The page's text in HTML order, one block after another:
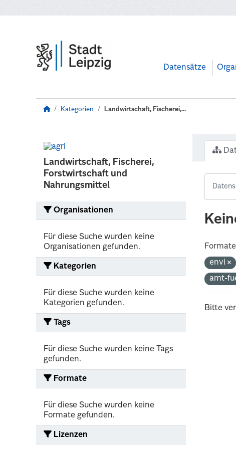
Datensätze
Kategorien Landwirtschaft, Fischerei,...
Landwirtschaft, Fischerei,
Forstwirtschaft und
Nahrungsmittel
Organisationen
Für diese Suche wurden keine
Organisationen gefunden.
Kategorien
Für diese Suche wurden keine
Kategorien gefunden.
Tags
Für diese Suche wurden keine Tags
gefunden.
Formate
Für diese Suche wurden keine
Formate gefunden.
Lizenzen
envi
amt-
Bitte